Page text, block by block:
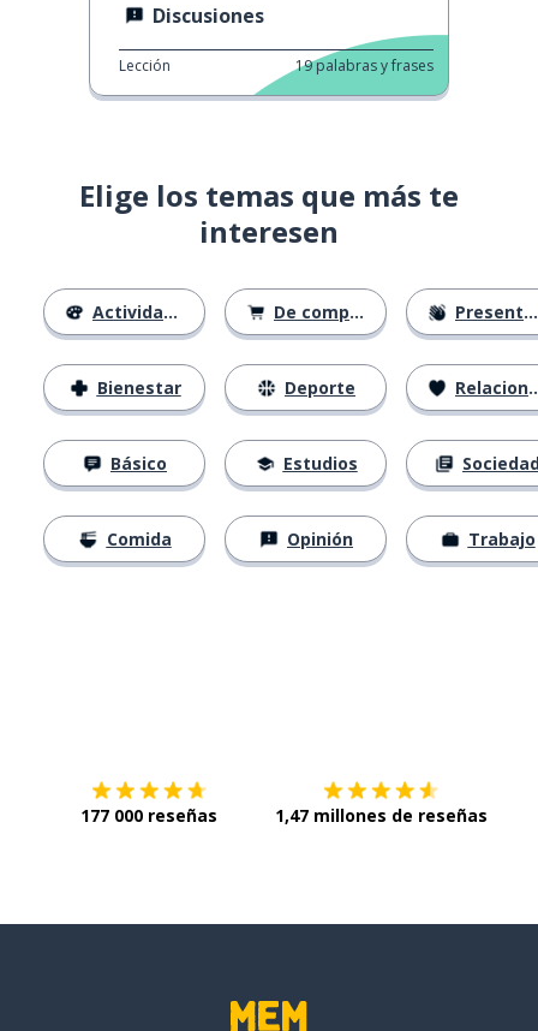
Discusiones
Lección 19palabras y frases
Elige los temas que más te
interesen
Actividades
Bienestar
Básico
Comida
De compras
Deporte
Estudios
Opinión
Presentación
Relaciones
Trabajo
177 000 reseñas 1,47 millones de reseñas